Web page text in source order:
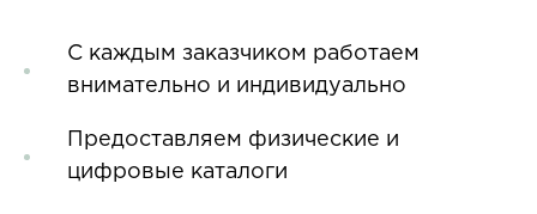
С каждым заказчиком работаем
внимательно и индивидуально
Предоставляем физические и
цифровые каталоги